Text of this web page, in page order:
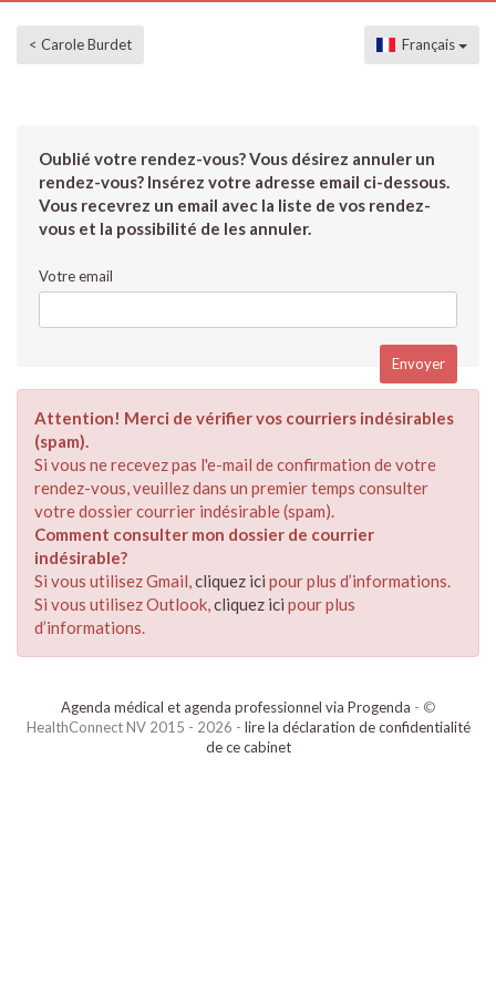
< Carole Burdet Français
Oublié votre rendez-vous? Vous désirez annuler un
rendez-vous? Insérez votre adresse email ci-dessous.
Vous recevrez un email avec la liste de vos rendez-
vous et la possibilité de les annuler.
Votre email
Attention! Merci de vérifier vos courriers indésirables
(spam).
Si vous ne recevez pas l'e-mail de confirmation de votre
rendez-vous, veuillez dans un premier temps consulter
votre dossier courrier indésirable (spam).
Comment consulter mon dossier de courrier
indésirable?
Si vous utilisez Gmail,cliquez ici pour plus d’informations.
Si vous utilisez Outlook,cliquez ici pour plus
d’informations.
Agenda médical et agenda professionnel via Progenda - ©
HealthConnect NV 2015 - 2026 - lire la déclaration de confidentialité
de ce cabinet